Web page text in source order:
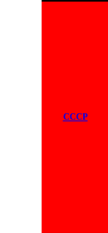
СССР